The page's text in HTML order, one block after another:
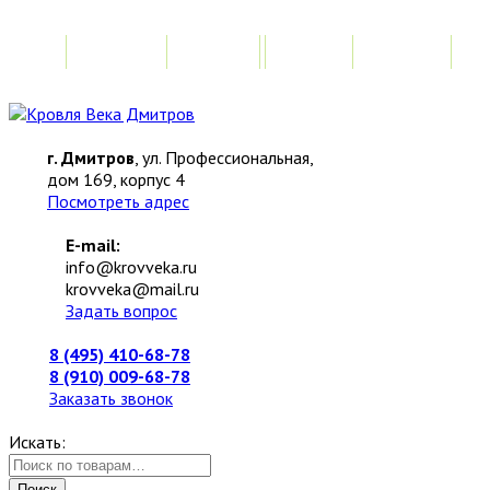
г. Дмитров, ул. Профессиональная,
дом 169, корпус 4
Посмотреть адрес
E-mail:
info@krovveka.ru
krovveka@mail.ru
Задать вопрос
8 (495) 410-68-78
8 (910) 009-68-78
Заказать звонок
Искать: